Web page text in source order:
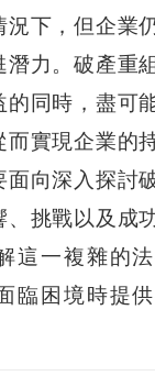
況下，但企業
潛力。破產重
的同時，盡可
而實現企業的
面向深入探討
、挑戰以及成
這一複雜的
臨困境時提